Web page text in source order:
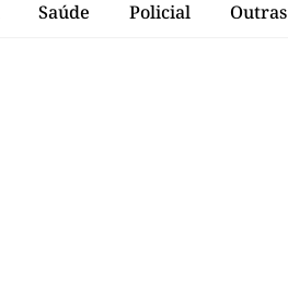
Saúde Policial Outras